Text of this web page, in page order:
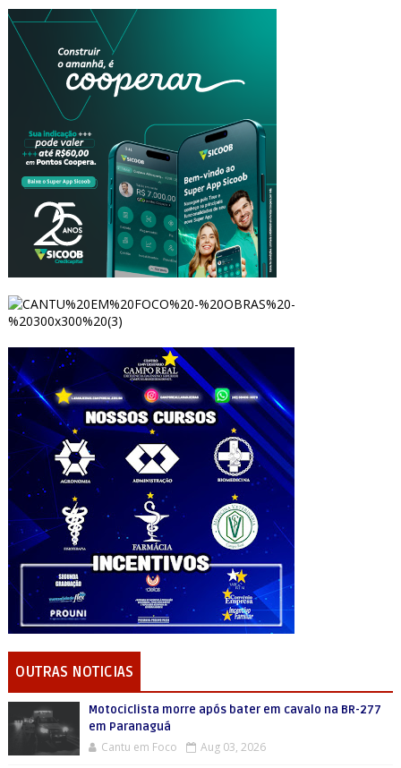
OUTRAS NOTICIAS
Motociclista morre após bater em cavalo na BR-277
em Paranaguá
Cantu em Foco Aug 03, 2026